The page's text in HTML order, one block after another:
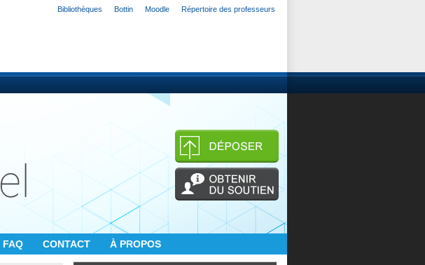
Bibliothèques Bottin Moodle Répertoire des professeurs
FAQ CONTACT À PROPOS